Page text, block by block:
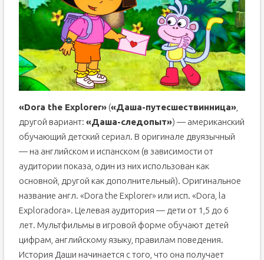
«Dora the Explorer»(«Даша-путесшествинница»,
другой вариант: «Даша-следопыт») — американский
обучающий детский сериал. В оригинале двуязычный
— на английском и испанском (в зависимости от
аудитории показа, один из них использован как
основной, другой как дополнительный). Оригинальное
название англ. «Dora the Explorer» или исп. «Dora, la
Exploradora». Целевая аудитория — дети от 1,5 до 6
лет. Мультфильмы в игровой форме обучают детей
цифрам, английскому языку, правилам поведения.
История Даши начинается с того, что она получает